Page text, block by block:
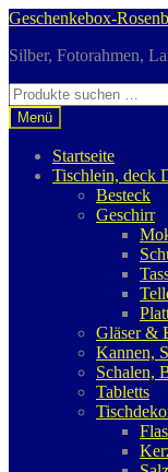
Zur
springen
Zum
springen
Geschenkebox-
Silber, Fotorahmen,
Suchen
nach:
Menü
Startseite
Tischlein, deck
Besteck
Geschirr
Gläser &
Kannen,
Schalen,
Tabletts